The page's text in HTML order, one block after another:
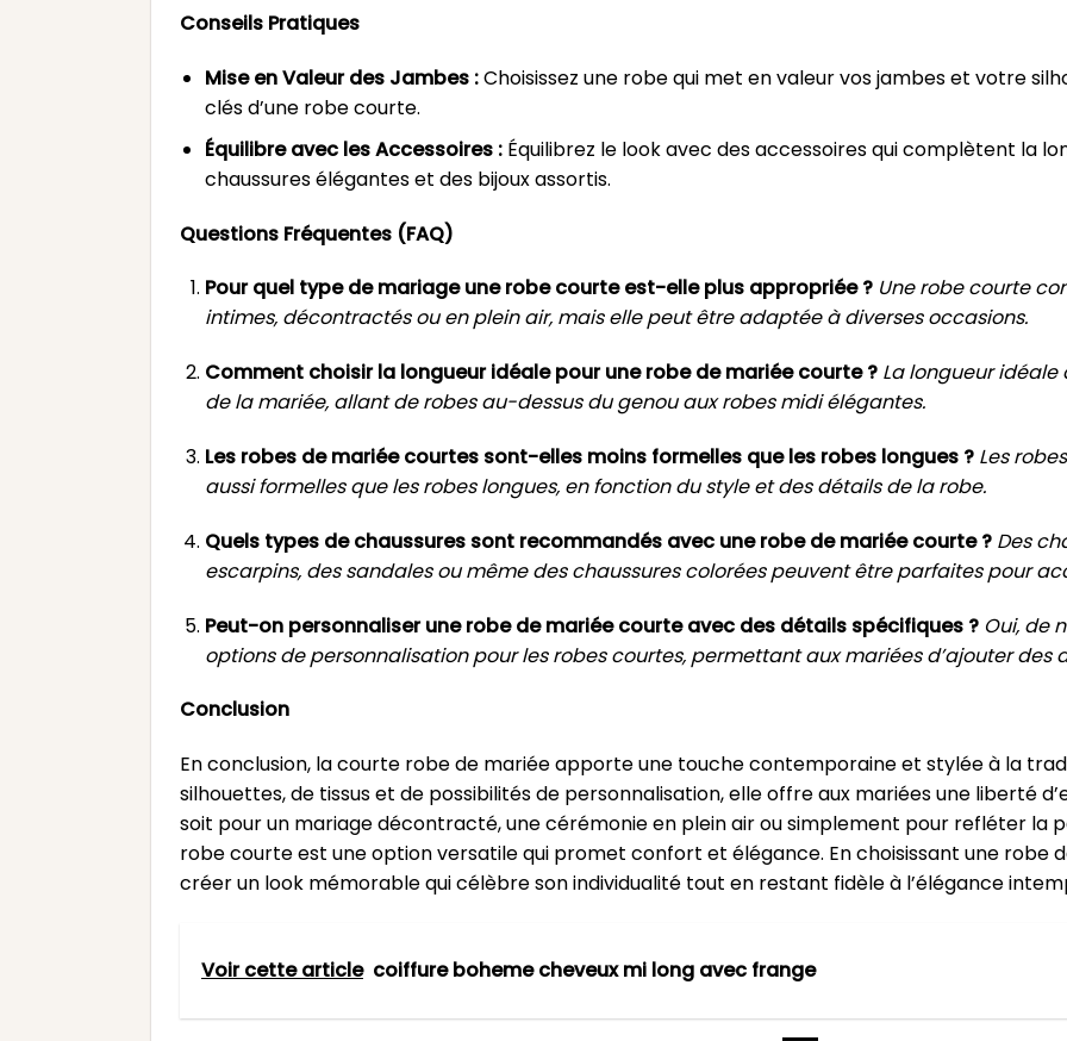
Conseils Pratiques
Mise en Valeur des Jambes :Choisissez une robe qui met en valeur vos jambes et votre
clés d’une robe courte.
Équilibre avec les Accessoires :Équilibrez le look avec des accessoires qui complètent la
chaussures élégantes et des bijoux assortis.
Questions Fréquentes (FAQ)
Pour quel type de mariage une robe courte est-elle plus appropriée ? Une robe courte
intimes, décontractés ou en plein air, mais elle peut être adaptée à diverses occasions.
Comment choisir la longueur idéale pour une robe de mariée courte ? La longueur
de la mariée, allant de robes au-dessus du genou aux robes midi élégantes.
Les robes de mariée courtes sont-elles moins formelles que les robes longues ? Les
aussi formelles que les robes longues, en fonction du style et des détails de la robe.
Quels types de chaussures sont recommandés avec une robe de mariée courte ? Des
escarpins, des sandales ou même des chaussures colorées peuvent être parfaites pour
Peut-on personnaliser une robe de mariée courte avec des détails spécifiques ? Oui, de
options de personnalisation pour les robes courtes, permettant aux mariées d’ajouter des
Conclusion
En conclusion, la courte robe de mariée apporte une touche contemporaine et stylée à la
silhouettes, de tissus et de possibilités de personnalisation, elle offre aux mariées une liberté
soit pour un mariage décontracté, une cérémonie en plein air ou simplement pour refléter la
robe courte est une option versatile qui promet confort et élégance. En choisissant une robe
créer un look mémorable qui célèbre son individualité tout en restant fidèle à l’élégance
Voir cette article coiffure boheme cheveux mi long avec frange